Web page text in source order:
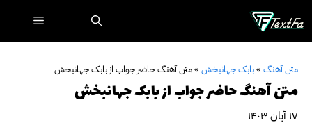
محتوا
فهرست
متن آهنگ »بابک جهانبخش »متن آهنگ حاضر جواب از بابک جهانبخش
متن آهنگ حاضر جواب از بابک جهانبخش
۱۷ آبان ۱۴۰۳